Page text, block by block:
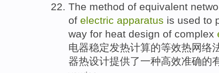
The method of equivalent
of electric apparatus is used to
way for heat design of complex
电器稳定发热计算的等效热网络
器热设计提供了一种高效准确的